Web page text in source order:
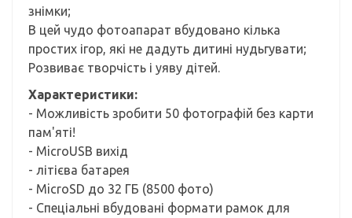
знімки;
В цей чудо фотоапарат вбудовано кілька
простих ігор, які не дадуть дитині нудьгувати;
Розвиває творчість і уяву дітей.
Характеристики:
- Можливість зробити 50 фотографій без карти
пам'яті!
- MicroUSB вихід
- літієва батарея
- MicroSD до 32 ГБ (8500 фото)
- Спеціальні вбудовані формати рамок для